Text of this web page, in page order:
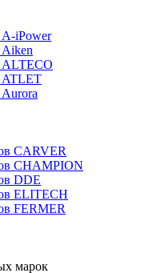
A-iPower
Aiken
ALTECO
ATLET
Aurora
CARVER
CHAMPION
DDE
ELITECH
FERMER